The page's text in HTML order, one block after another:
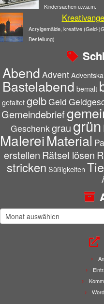
Kindersachen u.v.a.m.
Acrylgemälde, kreative (Geld-
Bestellung)
Abend Advent
Bastelabend bemalt
gefaltetgelbGeld
Gemeindebrief
Geschenkgraugrün
MalereiMaterial
erstellen Rätsel lösen
stricken Süßigkeiten
Archiv